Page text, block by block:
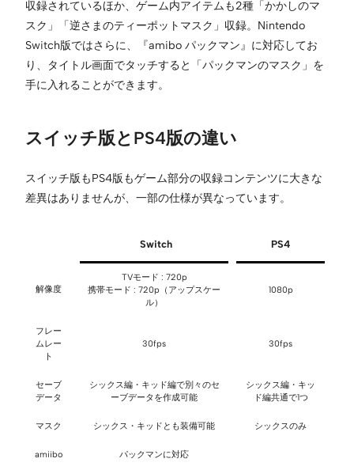
収録されているほか、ゲーム内アイテムも2種「かかしのマ
スク」「逆さまのティーポットマスク」収録。Nintendo
Switch版ではさらに、『amibo パックマン』に対応してお
り、タイトル画面でタッチすると「パックマンのマスク」を
手に入れることができます。
スイッチ版とPS4版の違い
スイッチ版もPS4版もゲーム部分の収録コンテンツに大きな
差異はありませんが、一部の仕様が異なっています。
Switch PS4
解像度
TVモード : 720p
携帯モード : 720p（アップスケー
ル）
1080p
フレー
ムレー
ト
30fps 30fps
セーブ
データ
シックス編・キッド編で別々のセ
ーブデータを作成可能
シックス編・キッ
ド編共通で1つ
マスク シックス・キッドとも装備可能 シックスのみ
amiibo パックマンに対応